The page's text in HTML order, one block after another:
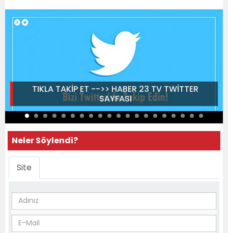
TIKLA TAKİP ET -->> HABER 23 TV TWİTTER
SAYFASI
Neler Söylendi?
Site